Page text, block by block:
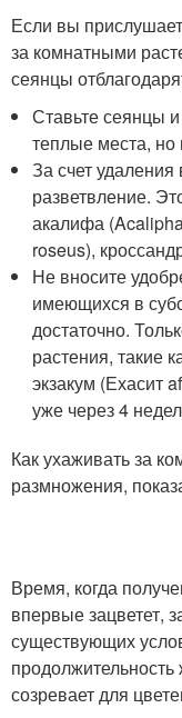
Если вы
за комнатными
сеянцы
Ставьте сеянцы
теплые места, но
За счет
разветвление.
акалифа
roseus),
Не вносите
имеющихся в
достаточно.
растения, такие
экзакум (Ехасит
уже через 4
Как ухаживать за
размножения,
Время, когда
впервые зацветет,
существующих
созревает для